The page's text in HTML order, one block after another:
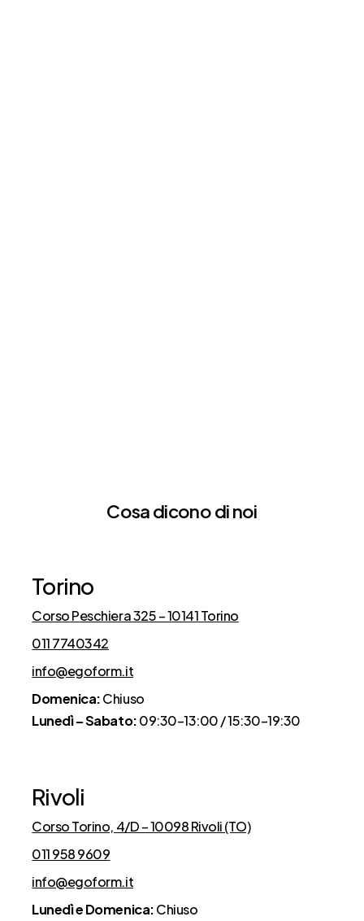
Cosa dicono di noi
Torino
Corso Peschiera 325 – 10141 Torino
011 7740342
info@egoform.it
Domenica:Chiuso
Lunedì – Sabato:09:30–13:00 / 15:30–19:30
Rivoli
Corso Torino, 4/D – 10098 Rivoli (TO)
011 958 9609
info@egoform.it
Lunedì e Domenica:Chiuso